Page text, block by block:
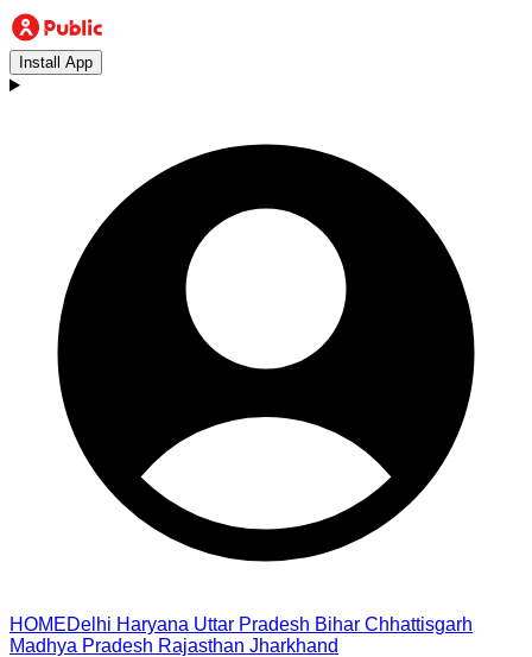
Install App
HOMEDelhi Haryana Uttar Pradesh Bihar Chhattisgarh
Madhya Pradesh Rajasthan Jharkhand